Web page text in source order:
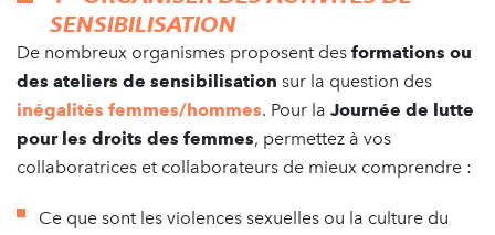
SENSIBILISATION
De nombreux organismes proposent des formations ou
des ateliers de sensibilisation sur la question des
inégalités femmes/hommes. Pour la Journée de lutte
pour les droits des femmes, permettez à vos
collaboratrices et collaborateurs de mieux comprendre :
Ce que sont les violences sexuelles ou la culture du